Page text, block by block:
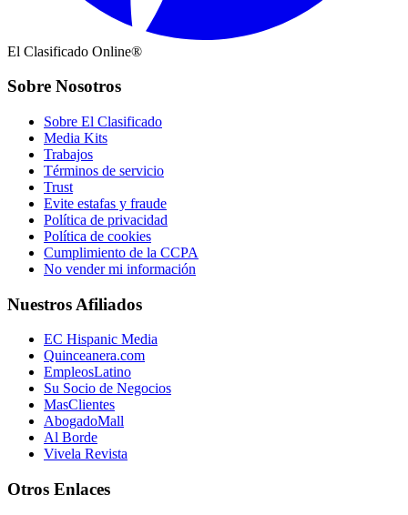
El Clasificado Online®
Sobre Nosotros
Sobre El Clasificado
Media Kits
Trabajos
Términos de servicio
Trust
Evite estafas y fraude
Política de privacidad
Política de cookies
Cumplimiento de la CCPA
No vender mi información
Nuestros Afiliados
EC Hispanic Media
Quinceanera.com
EmpleosLatino
Su Socio de Negocios
MasClientes
AbogadoMall
Al Borde
Vivela Revista
Otros Enlaces